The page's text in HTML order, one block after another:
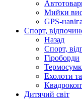
Мийки
GPS-
Спорт,
Назад
Спорт,
Гіроборди
Ехолоти
Дитячий світ